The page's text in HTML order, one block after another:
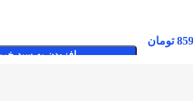
تومان
افزودن به سبد